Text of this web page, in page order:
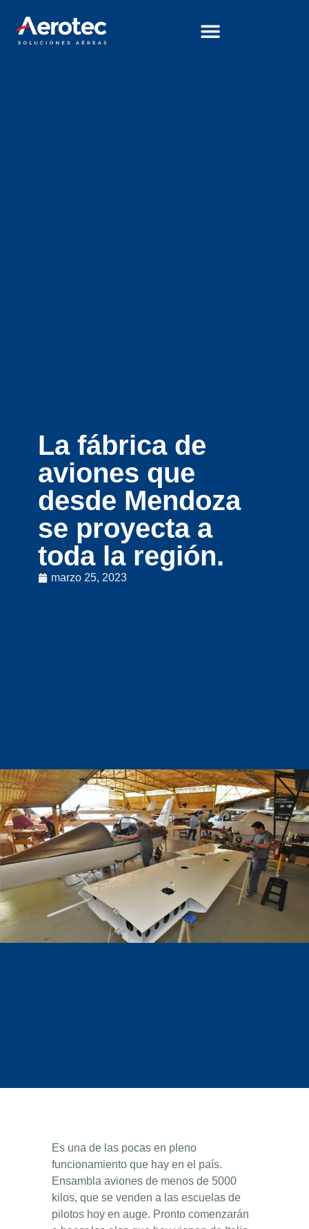
La fábrica de
aviones que
desde Mendoza
se proyecta a
toda la región.
marzo 25, 2023
Es una de las pocas en pleno
funcionamiento que hay en el país.
Ensambla aviones de menos de 5000
kilos, que se venden a las escuelas de
pilotos hoy en auge. Pronto comenzarán